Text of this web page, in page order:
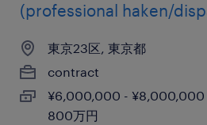
(professional haken/
東京23区, 東京都
contract
¥6,000,000 - ¥8,000,000
800万円